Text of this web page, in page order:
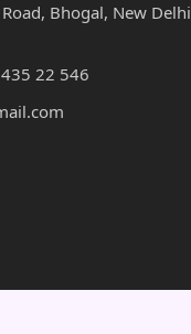
Bhogal, New
22 546